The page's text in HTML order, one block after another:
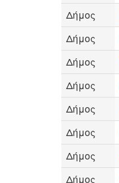
Δήμος
Δήμος
Δήμος
Δήμος
Δήμος
Δήμος
Δήμος
Δήμος